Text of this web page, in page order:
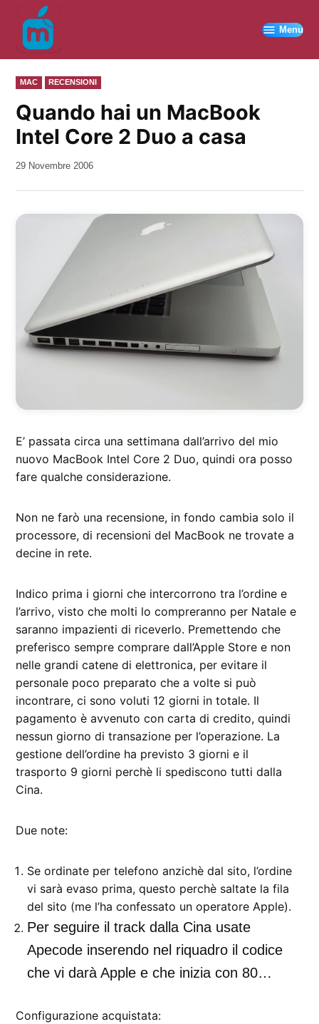
contenuto
Menu
PUBBLICATO
IN
MAC RECENSIONI
Quando hai un MacBook
Intel Core 2 Duo a casa
da
29 Novembre 2006
E’ passata circa una settimana dall’arrivo del mio
nuovo MacBook Intel Core 2 Duo, quindi ora posso
fare qualche considerazione.
Non ne farò una recensione, in fondo cambia solo il
processore, di recensioni del MacBook ne trovate a
decine in rete.
Indico prima i giorni che intercorrono tra l’ordine e
l’arrivo, visto che molti lo compreranno per Natale e
saranno impazienti di riceverlo. Premettendo che
preferisco sempre comprare dall’Apple Store e non
nelle grandi catene di elettronica, per evitare il
personale poco preparato che a volte si può
incontrare, ci sono voluti 12 giorni in totale. Il
pagamento è avvenuto con carta di credito, quindi
nessun giorno di transazione per l’operazione. La
gestione dell’ordine ha previsto 3 giorni e il
trasporto 9 giorni perchè li spediscono tutti dalla
Cina.
Due note:
Se ordinate per telefono anzichè dal sito, l’ordine
vi sarà evaso prima, questo perchè saltate la fila
del sito (me l’ha confessato un operatore Apple).
Per seguire il track dalla Cina usate
Apecode inserendo nel riquadro il codice
che vi darà Apple e che inizia con 80…
Configurazione acquistata: